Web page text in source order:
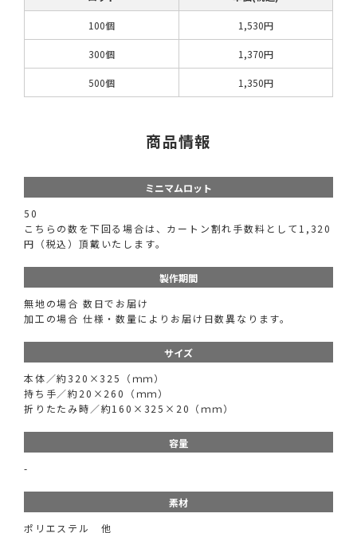
100個 1,530円
300個 1,370円
500個 1,350円
商品情報
ミニマムロット
50
こちらの数を下回る場合は、カートン割れ手数料として1,320
円（税込）頂戴いたします。
製作期間
無地の場合 数日でお届け
加工の場合 仕様・数量によりお届け日数異なります。
サイズ
本体／約320×325（ｍｍ）
持ち手／約20×260（ｍｍ）
折りたたみ時／約160×325×20（ｍｍ）
容量
-
素材
ポリエステル 他